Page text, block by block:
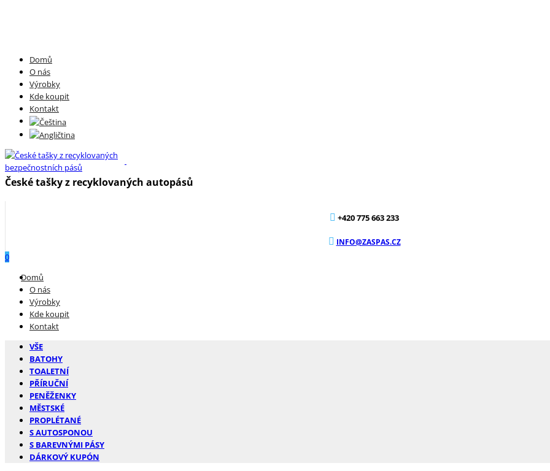
Domů
O nás
Výrobky
Kde koupit
Kontakt
České tašky z recyklovaných autopásů
+420 775 663 233
INFO@ZASPAS.CZ
0
Domů
O nás
Výrobky
Kde koupit
Kontakt
VŠE
BATOHY
TOALETNÍ
PŘÍRUČNÍ
PENĚŽENKY
MĚSTSKÉ
PROPLÉTANÉ
S AUTOSPONOU
S BAREVNÝMI PÁSY
DÁRKOVÝ KUPÓN